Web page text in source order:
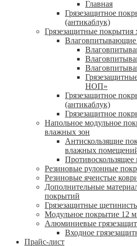
Главная
Грязезащитное
(антикаблук)
Грязезащитные покрытия
НОП»
Грязезащитное
(антикаблук)
Грязезащитное
Напольное модульное
влажных зон
Антискользящие
влажных
Противоскользящее
Резиновые рулонные
Резиновые ячеистые
Дополнительные
покрытий
Грязезащитные
Модульное покрытие 12
Алюминиевые
Входное
Прайс-лист